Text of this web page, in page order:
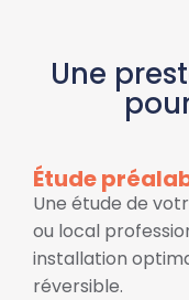
Une
Étude
Une étude de
ou local
installation
réversible.